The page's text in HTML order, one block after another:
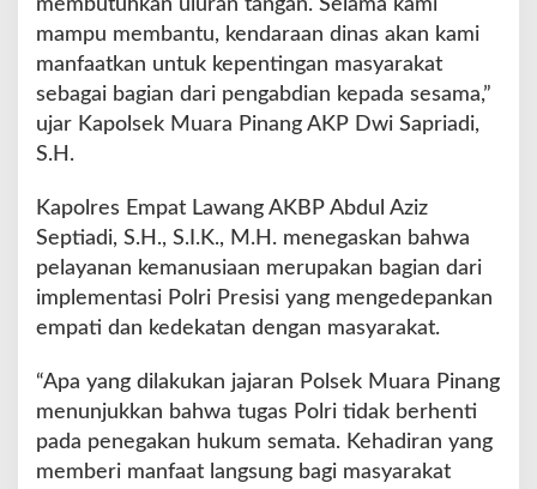
mampu membantu, kendaraan dinas akan kami
manfaatkan untuk kepentingan masyarakat
sebagai bagian dari pengabdian kepada sesama,”
ujar Kapolsek Muara Pinang AKP Dwi Sapriadi,
S.H.
Kapolres Empat Lawang AKBP Abdul Aziz
Septiadi, S.H., S.I.K., M.H. menegaskan bahwa
pelayanan kemanusiaan merupakan bagian dari
implementasi Polri Presisi yang mengedepankan
empati dan kedekatan dengan masyarakat.
“Apa yang dilakukan jajaran Polsek Muara Pinang
menunjukkan bahwa tugas Polri tidak berhenti
pada penegakan hukum semata. Kehadiran yang
memberi manfaat langsung bagi masyarakat